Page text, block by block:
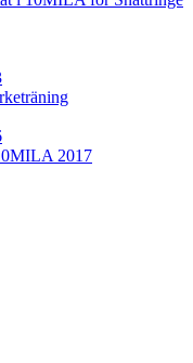
2017